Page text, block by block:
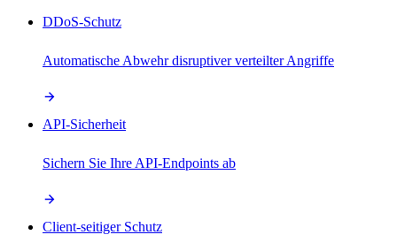
DDoS-Schutz
Automatische Abwehr disruptiver verteilter Angriffe
API-Sicherheit
Sichern Sie Ihre API-Endpoints ab
Client-seitiger Schutz